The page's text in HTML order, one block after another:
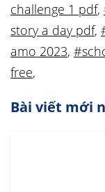
challenge 1 pdf,
story a day pdf,
amo 2023,
free,
Bài viết mới